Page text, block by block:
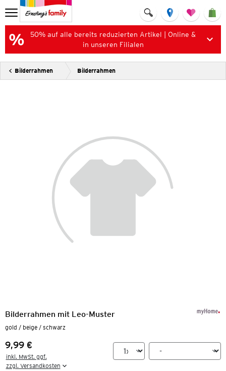
50% auf alle bereits reduzierten Artikel | Online &
in unseren Filialen
Bilderrahmen Bilderrahmen
Bilderrahmen mit Leo-Muster
gold / beige / schwarz
Preis:
9,99 €
inkl. MwSt. ggf.
zzgl. Versandkosten